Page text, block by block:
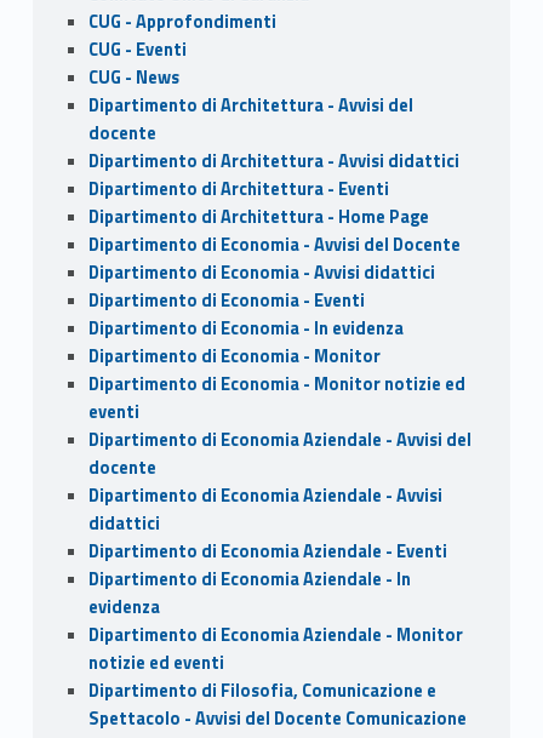
CUG - Approfondimenti
CUG - Eventi
CUG - News
Dipartimento di Architettura - Avvisi del
docente
Dipartimento di Architettura - Avvisi didattici
Dipartimento di Architettura - Eventi
Dipartimento di Architettura - Home Page
Dipartimento di Economia - Avvisi del Docente
Dipartimento di Economia - Avvisi didattici
Dipartimento di Economia - Eventi
Dipartimento di Economia - In evidenza
Dipartimento di Economia - Monitor
Dipartimento di Economia - Monitor notizie ed
eventi
Dipartimento di Economia Aziendale - Avvisi del
docente
Dipartimento di Economia Aziendale - Avvisi
didattici
Dipartimento di Economia Aziendale - Eventi
Dipartimento di Economia Aziendale - In
evidenza
Dipartimento di Economia Aziendale - Monitor
notizie ed eventi
Dipartimento di Filosofia, Comunicazione e
Spettacolo - Avvisi del Docente Comunicazione